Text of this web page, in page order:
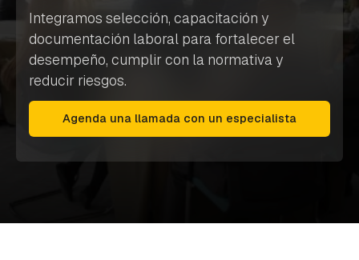
Integramos selección, capacitación y
documentación laboral para fortalecer el
desempeño, cumplir con la normativa y
reducir riesgos.
Agenda una llamada con un especialista